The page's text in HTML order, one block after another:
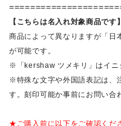
【こちらは名入れ対象商品です】
商品によって異なりますが「日
が可能です。
※「kershaw ツメキリ」はイニ
※特殊な文字や外国語表記は、
す。刻印可能か事前にお問い合
★ご購入前に以下をご確認くだ